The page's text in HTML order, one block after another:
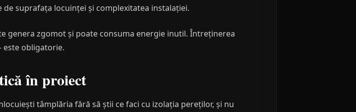
suprafața locuinței și complexitatea instalației.
genera zgomot și poate consuma energie inutil. Întreținerea
obligatorie.
în proiect
tâmplăria fără să știi ce faci cu izolația pereților, și nu